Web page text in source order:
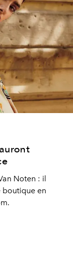
Noten : il
boutique en